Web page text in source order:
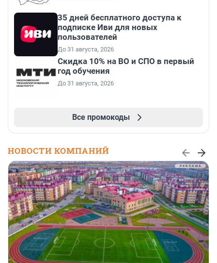
35 дней бесплатного доступа к
подписке Иви для новых
пользователей
До 31 августа, 2026
Скидка 10% на ВО и СПО в первый
год обучения
До 31 августа, 2026
Все промокоды
НОВОСТИ КОМПАНИЙ